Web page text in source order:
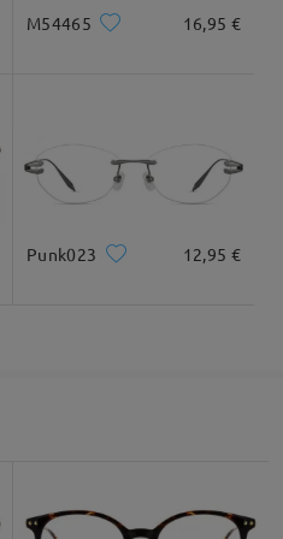
M54465 16,95 €
Punk023 12,95 €